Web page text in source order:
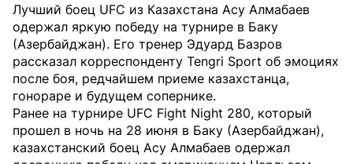
Лучший боец UFC из Казахстана Асу Алмабаев
одержал яркую победу на турнире в Баку
(Азербайджан). Его тренер Эдуард Базров
рассказал корреспонденту Tengri Sport об эмоциях
после боя, редчайшем приеме казахстанца,
гонораре и будущем сопернике.
Ранее на турнире UFC Fight Night 280, который
прошел в ночь на 28 июня в Баку (Азербайджан),
казахстанский боец Асу Алмабаев одержал